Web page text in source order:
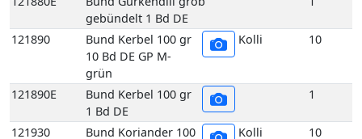
121930
Bund Koriander 100
gr 10 Bd DE GP M-
grün
10
Bund Koriander 100
gr 1 Bd DE
121970
Bund Liebstöckel 100 gr 10
Bd DE GP M-grün
10